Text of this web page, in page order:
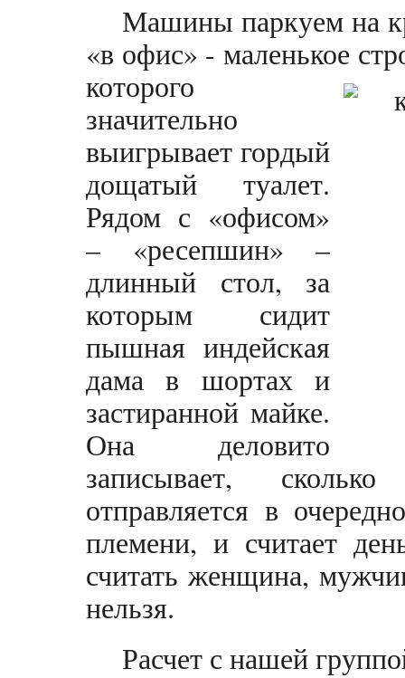
Машины паркуем на
«в офис» - маленькое
которого
значительно
выигрывает гордый
дощатый туалет.
Рядом с «офисом»
– «ресепшин» –
длинный стол, за
которым сидит
пышная индейская
дама в шортах и
застиранной майке.
Она деловито
записывает,
отправляется в
племени, и считает
считать женщина,
нельзя.
Расчет с нашей